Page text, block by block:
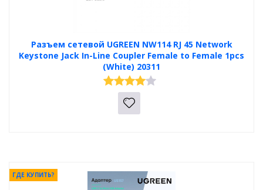
Разъем сетевой UGREEN NW114 RJ 45 Network
Keystone Jack In-Line Coupler Female to Female 1pcs
(White) 20311
ГДЕ КУПИТЬ?